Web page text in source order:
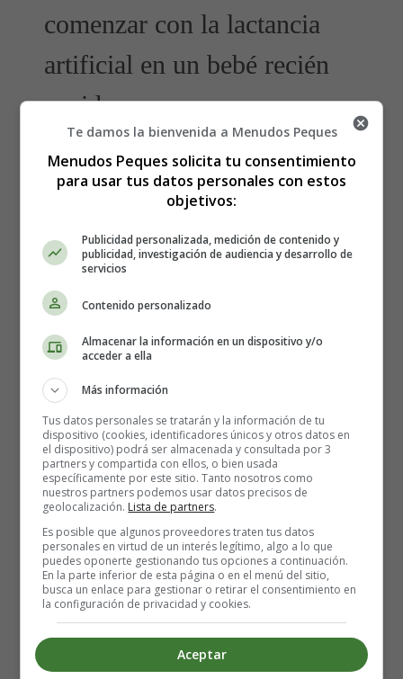
comenzar con la lactancia
artificial en un bebé recién
nacido.
No olvides que tu hijo lleva todo la gestación
alimentándose continuamente a través del cordón, por lo
tanto en estas primeras horas de vida es normal que no
pequeño y el sistema digestivo está de estreno. Esto hará
que el bebé tenga que comer muchas veces y en
pequeñas cantidades. Así que no te extrañes si el bebé
llora, toma un poco de bibe, ya no quiere más porque se
sucesivamente. Ten paciencia y no te agobies, esta
adaptado a su nueva vida irá espaciando las tomas.
Si has elegido alimentar a tu bebé
con lactancia artificial aquí te
dejamos algunos consejos para
facilitarte las primeras tomas y
adaptación de ambos:
Las primeras horas después del parto es fundamental
que tú y el bebé estén tranquilos, sobre todo cuando
le des de comer. Procura que en la habitación no
Te damos la bienvenida a Menudos Peques
Menudos Peques solicita tu consentimiento
para usar tus datos personales con estos
objetivos:
Publicidad personalizada, medición de contenido y
publicidad, investigación de audiencia y desarrollo de
servicios
Contenido personalizado
Almacenar la información en un dispositivo y/o
acceder a ella
Más información
Tus datos personales se tratarán y la información de tu
dispositivo (cookies, identificadores únicos y otros datos en
el dispositivo) podrá ser almacenada y consultada por 3
partners y compartida con ellos, o bien usada
específicamente por este sitio. Tanto nosotros como
nuestros partners podemos usar datos precisos de
geolocalización. Lista de partners.
Es posible que algunos proveedores traten tus datos
personales en virtud de un interés legítimo, algo a lo que
puedes oponerte gestionando tus opciones a continuación.
En la parte inferior de esta página o en el menú del sitio,
busca un enlace para gestionar o retirar el consentimiento en
la configuración de privacidad y cookies.
Aceptar